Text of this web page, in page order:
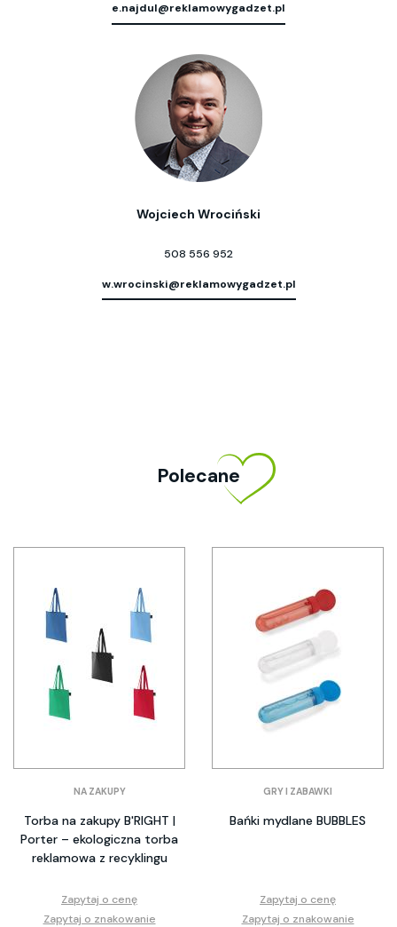
e.najdul@reklamowygadzet.pl
Wojciech Wrociński
508 556 952
w.wrocinski@reklamowygadzet.pl
Polecane
NA ZAKUPY
Torba na zakupy B'RIGHT |
Porter – ekologiczna torba
reklamowa z recyklingu
Zapytaj o cenę
Zapytaj o znakowanie
GRY I ZABAWKI
Bańki mydlane BUBBLES
Zapytaj o cenę
Zapytaj o znakowanie